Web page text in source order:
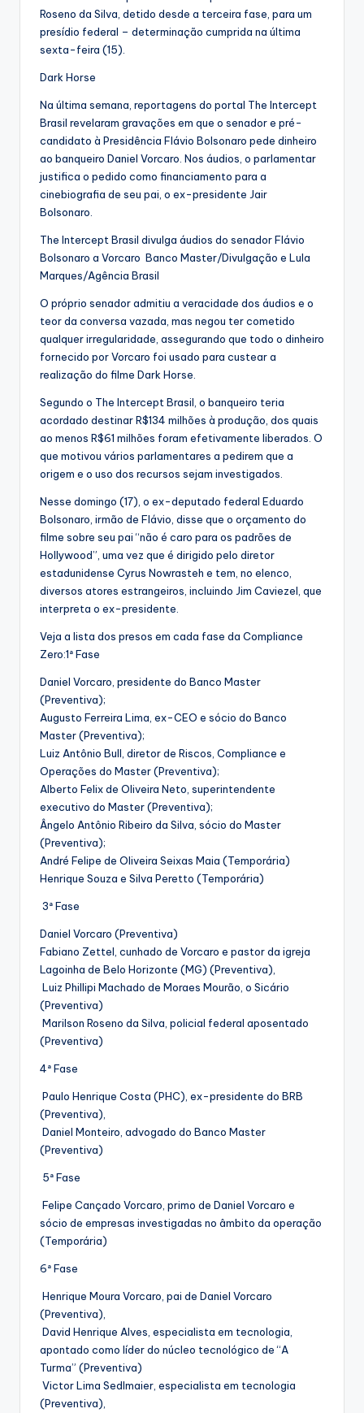
Roseno da Silva, detido desde a terceira fase, para um
presídio federal – determinação cumprida na última
sexta-feira (15).
Dark Horse
Na última semana, reportagens do portal The Intercept
Brasil revelaram gravações em que o senador e pré-
candidato à Presidência Flávio Bolsonaro pede dinheiro
ao banqueiro Daniel Vorcaro. Nos áudios, o parlamentar
justifica o pedido como financiamento para a
cinebiografia de seu pai, o ex-presidente Jair
Bolsonaro.
The Intercept Brasil divulga áudios do senador Flávio
Bolsonaro a Vorcaro Banco Master/Divulgação e Lula
Marques/Agência Brasil
O próprio senador admitiu a veracidade dos áudios e o
teor da conversa vazada, mas negou ter cometido
qualquer irregularidade, assegurando que todo o dinheiro
fornecido por Vorcaro foi usado para custear a
realização do filme Dark Horse.
Segundo o The Intercept Brasil, o banqueiro teria
acordado destinar R$134 milhões à produção, dos quais
ao menos R$61 milhões foram efetivamente liberados. O
que motivou vários parlamentares a pedirem que a
origem e o uso dos recursos sejam investigados.
Nesse domingo (17), o ex-deputado federal Eduardo
Bolsonaro, irmão de Flávio, disse que o orçamento do
filme sobre seu pai “não é caro para os padrões de
Hollywood”, uma vez que é dirigido pelo diretor
estadunidense Cyrus Nowrasteh e tem, no elenco,
diversos atores estrangeiros, incluindo Jim Caviezel, que
interpreta o ex-presidente.
Veja a lista dos presos em cada fase da Compliance
Zero:1ª Fase
Daniel Vorcaro, presidente do Banco Master
(Preventiva);
Augusto Ferreira Lima, ex-CEO e sócio do Banco
Master (Preventiva);
Luiz Antônio Bull, diretor de Riscos, Compliance e
Operações do Master (Preventiva);
Alberto Felix de Oliveira Neto, superintendente
executivo do Master (Preventiva);
Ângelo Antônio Ribeiro da Silva, sócio do Master
(Preventiva);
André Felipe de Oliveira Seixas Maia (Temporária)
Henrique Souza e Silva Peretto (Temporária)
3ª Fase
Daniel Vorcaro (Preventiva)
Fabiano Zettel, cunhado de Vorcaro e pastor da igreja
Lagoinha de Belo Horizonte (MG) (Preventiva),
Luiz Phillipi Machado de Moraes Mourão, o Sicário
(Preventiva)
Marilson Roseno da Silva, policial federal aposentado
(Preventiva)
4ª Fase
Paulo Henrique Costa (PHC), ex-presidente do BRB
(Preventiva),
Daniel Monteiro, advogado do Banco Master
(Preventiva)
5ª Fase
Felipe Cançado Vorcaro, primo de Daniel Vorcaro e
sócio de empresas investigadas no âmbito da operação
(Temporária)
6ª Fase
Henrique Moura Vorcaro, pai de Daniel Vorcaro
(Preventiva),
David Henrique Alves, especialista em tecnologia,
apontado como líder do núcleo tecnológico de “A
Turma” (Preventiva)
Victor Lima Sedlmaier, especialista em tecnologia
(Preventiva),